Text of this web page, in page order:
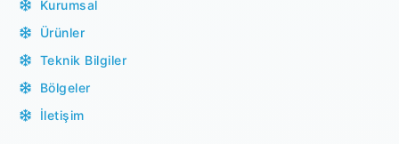
Kurumsal
Ürünler
Teknik Bilgiler
Bölgeler
İletişim